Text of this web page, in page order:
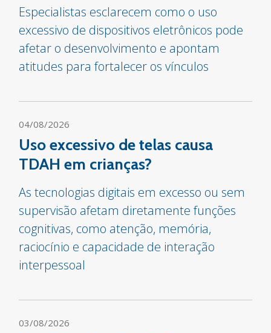
Especialistas esclarecem como o uso
excessivo de dispositivos eletrônicos pode
afetar o desenvolvimento e apontam
atitudes para fortalecer os vínculos
04/08/2026
Uso excessivo de telas causa
TDAH em crianças?
As tecnologias digitais em excesso ou sem
supervisão afetam diretamente funções
cognitivas, como atenção, memória,
raciocínio e capacidade de interação
interpessoal
03/08/2026